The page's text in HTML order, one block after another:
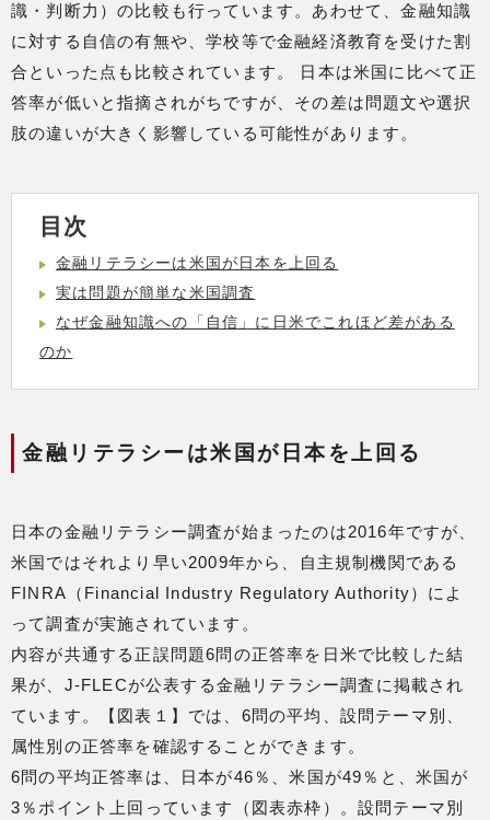
識・判断力）の比較も行っています。あわせて、金融知識
に対する自信の有無や、学校等で金融経済教育を受けた割
合といった点も比較されています。 日本は米国に比べて正
答率が低いと指摘されがちですが、その差は問題文や選択
肢の違いが大きく影響している可能性があります。
目次
金融リテラシーは米国が日本を上回る
実は問題が簡単な米国調査
なぜ金融知識への「自信」に日米でこれほど差がある
のか
金融リテラシーは米国が日本を上回る
日本の金融リテラシー調査が始まったのは2016年ですが、
米国ではそれより早い2009年から、自主規制機関である
FINRA（Financial Industry Regulatory Authority）によ
って調査が実施されています。
内容が共通する正誤問題6問の正答率を日米で比較した結
果が、J-FLECが公表する金融リテラシー調査に掲載され
ています。【図表１】では、6問の平均、設問テーマ別、
属性別の正答率を確認することができます。
6問の平均正答率は、日本が46％、米国が49％と、米国が
3％ポイント上回っています（図表赤枠）。設問テーマ別